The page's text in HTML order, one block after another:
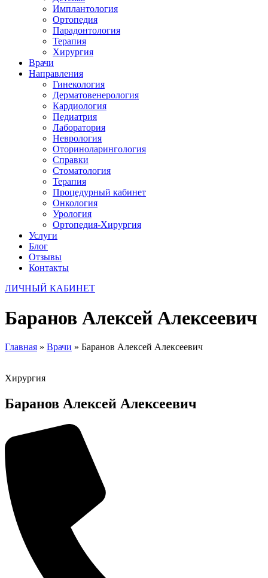
Имплантология
Ортопедия
Парадонтология
Терапия
Хирургия
Врачи
Направления
Гинекология
Дерматовенерология
Кардиология
Педиатрия
Лаборатория
Неврология
Оториноларингология
Справки
Стоматология
Терапия
Процедурный кабинет
Онкология
Урология
Ортопедия-Хирургия
Услуги
Блог
Отзывы
Контакты
ЛИЧНЫЙ КАБИНЕТ
Баранов Алексей Алексеевич
Главная » Врачи » Баранов Алексей Алексеевич
Хирургия
Баранов Алексей Алексеевич